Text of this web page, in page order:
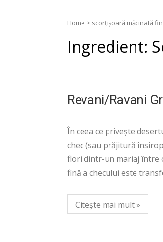
Home > scorțișoară măcinată fin
Ingredient:
Revani/Ravani
În ceea ce privește
chec (sau prăjitură
flori dintr-un mariaj între
fină a checului este
Citește mai mult »